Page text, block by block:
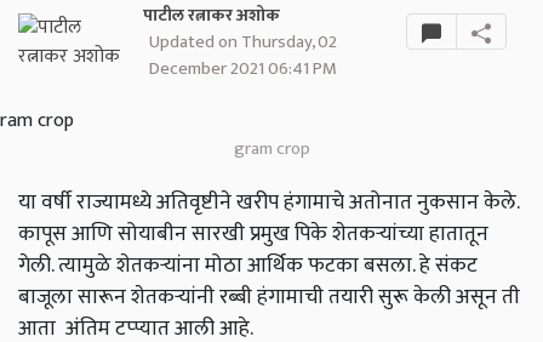
पाटील रत्नाकर अशोक
Updated on Thursday, 02
December 2021 06:41 PM
gram crop
या वर्षी राज्यामध्ये अतिवृष्टीने खरीप हंगामाचे अतोनात नुकसान केले.
कापूस आणि सोयाबीन सारखी प्रमुख पिके शेतकऱ्यांच्या हातातून
गेली. त्यामुळे शेतकऱ्यांना मोठा आर्थिक फटका बसला. हे संकट
बाजूला सारून शेतकऱ्यांनी रब्बी हंगामाची तयारी सुरू केली असून ती
आता अंतिम टप्प्यात आली आहे.